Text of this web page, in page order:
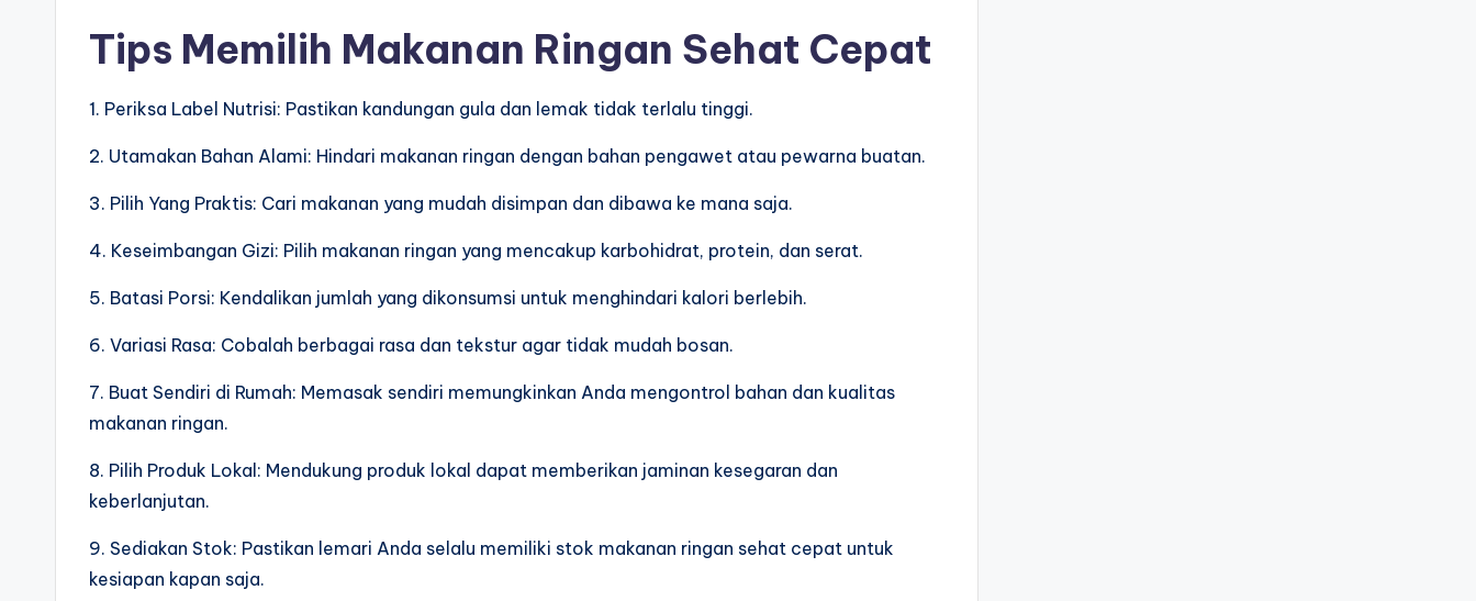
Tips Memilih Makanan Ringan Sehat Cepat
1. Periksa Label Nutrisi: Pastikan kandungan gula dan lemak tidak terlalu tinggi.
2. Utamakan Bahan Alami: Hindari makanan ringan dengan bahan pengawet atau pewarna buatan.
3. Pilih Yang Praktis: Cari makanan yang mudah disimpan dan dibawa ke mana saja.
4. Keseimbangan Gizi: Pilih makanan ringan yang mencakup karbohidrat, protein, dan serat.
5. Batasi Porsi: Kendalikan jumlah yang dikonsumsi untuk menghindari kalori berlebih.
6. Variasi Rasa: Cobalah berbagai rasa dan tekstur agar tidak mudah bosan.
7. Buat Sendiri di Rumah: Memasak sendiri memungkinkan Anda mengontrol bahan dan kualitas
makanan ringan.
8. Pilih Produk Lokal: Mendukung produk lokal dapat memberikan jaminan kesegaran dan
keberlanjutan.
9. Sediakan Stok: Pastikan lemari Anda selalu memiliki stok makanan ringan sehat cepat untuk
kesiapan kapan saja.